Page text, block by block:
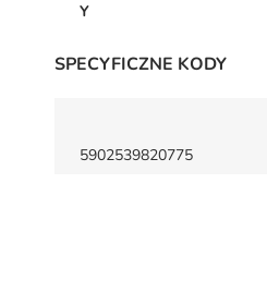
Y
SPECYFICZNE KODY
5902539820775